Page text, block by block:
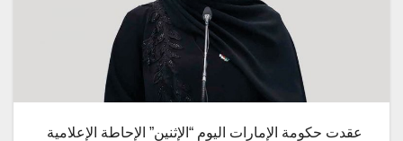
عقدت حكومة الإمارات اليوم “الإثنين” الإحاطة الإعلامية